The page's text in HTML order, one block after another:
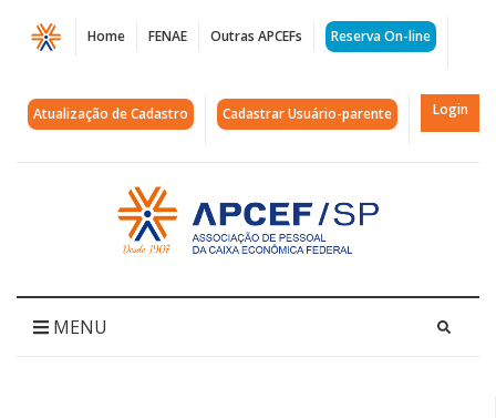
Página
Arquivos
pensão
APCEF/SP
Home FENAE Outras APCEFs Reserva On-line
Atualização de Cadastro Cadastrar Usuário-parente Login
Acessar
página
inicial
MENU